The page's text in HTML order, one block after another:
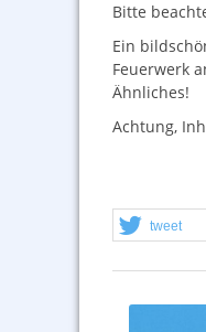
Bitte
Ein
Feuerwerk
Ähnliches!
Achtung,
tweet